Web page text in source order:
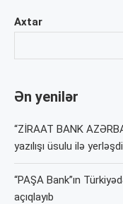
Axtar
Ən yenilər
“ZİRAAT BANK
yazılışı üsulu ilə
“PAŞA Bank”ın
açıqlayıb